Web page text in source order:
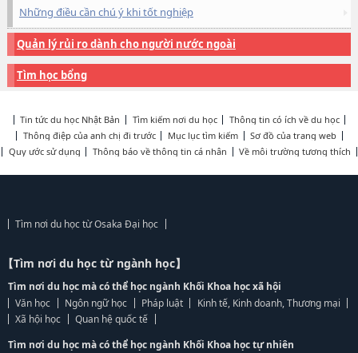
Những điều cần chú ý khi tốt nghiệp
Quản lý rủi ro dành cho người nước ngoài
Tìm học bổng
Tin tức du học Nhật Bản Tìm kiếm nơi du học
Thông tin có ích về du học
Thông điệp của anh chị đi trước
Mục lục tìm kiếm
Sơ đồ của trang web
Quy ước sử dụng
Thông báo về thông tin cá nhân Về môi trường tương thích
Tìm nơi du học từ Osaka Đại học
【Tìm nơi du học từ ngành học】
Tìm nơi du học mà có thể học ngành Khối Khoa học xã hội
Văn học
Ngôn ngữ học Pháp luật
Kinh tế, Kinh doanh, Thương mại
Xã hội học
Quan hệ quốc tế
Tìm nơi du học mà có thể học ngành Khối Khoa học tự nhiên